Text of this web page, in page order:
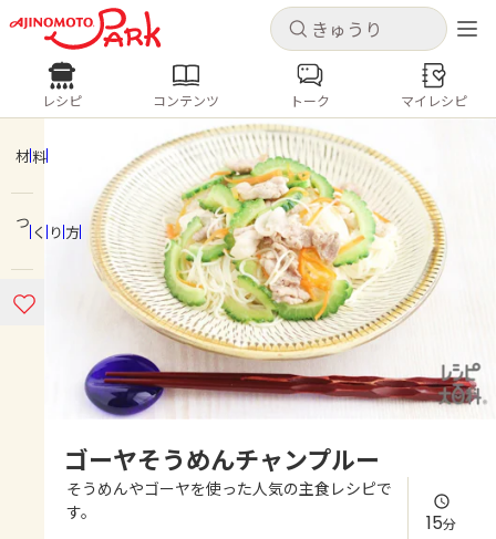
キャンセル
ログインするとレシピを保存できます
ログイン 新規登録
ホーム
コンテンツ
レシピ
よくあるお問い合わせ
キャンセル
レシピ コンテンツ
人気の食材・レシピ
きゅうり なす トマト
とうもろこし
ピーマン
みょうが ゴーヤ
レシピ コンテンツ トーク マイレシピ
材料
つくり方
ゴーヤそうめんチャンプルー
そうめんやゴーヤを使った人気の主食レシピで
す。
15分